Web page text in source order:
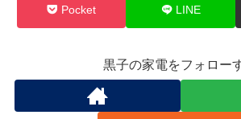
Pocket LINE
黒子の家電をフォロー